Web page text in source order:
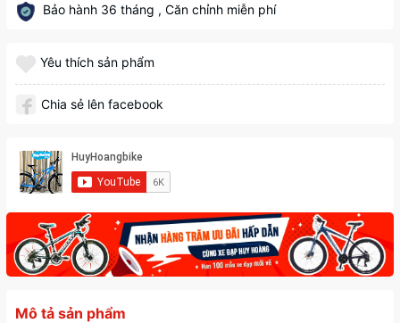
Bảo hành 36 tháng , Căn chỉnh miễn phí
Yêu thích sản phẩm
Chia sẻ lên facebook
Mô tả sản phẩm